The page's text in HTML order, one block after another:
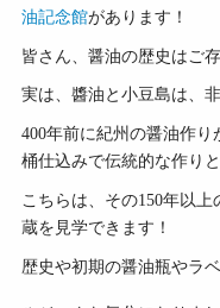
油記念館があります！
皆さん、醤油の歴史はご
実は、醬油と小豆島は、
400年前に紀州の醤油作り
桶仕込みで伝統的な作り
こちらは、その150年以
蔵を見学できます！
歴史や初期の醤油瓶やラ